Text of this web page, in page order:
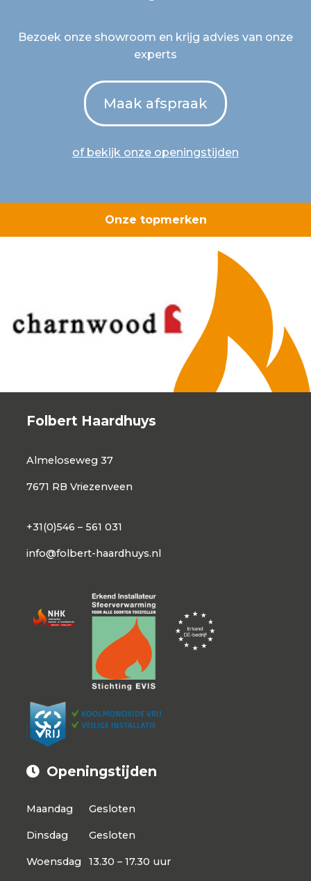
Bezoek onze showroom en krijg advies van onze
experts
Maak afspraak
of bekijk onze openingstijden
Onze topmerken
Folbert Haardhuys
Almeloseweg 37
7671 RB Vriezenveen
+31(0)546 – 561 031
info@folbert-haardhuys.nl
Openingstijden
Maandag Gesloten
Dinsdag Gesloten
Woensdag 13.30 – 17.30 uur